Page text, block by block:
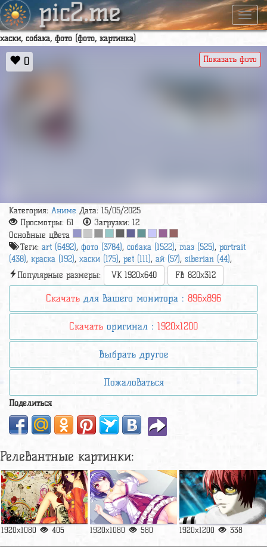
pic2.me
хаски, собака, фото (фото, картинка)
0 Показать фото
Категория: Аниме Дата: 15/05/2025
Просмотры: 61 Загрузки: 12
Основные цвета
Теги: art (6492), фото (3784), собака (1522), глаз (525), portrait
(438), краска (192), хаски (175), pet (111), ай (57), siberian (44),
Популярные размеры:
VK 1920x640 FB 820x312
Скачать для вашего монитора : 896x896
Скачать оригинал : 1920x1200
Выбрать другое
Пожаловаться
Поделиться
Релевантные картинки:
1920x1080 405 1920x1080 580 1920x1200 338